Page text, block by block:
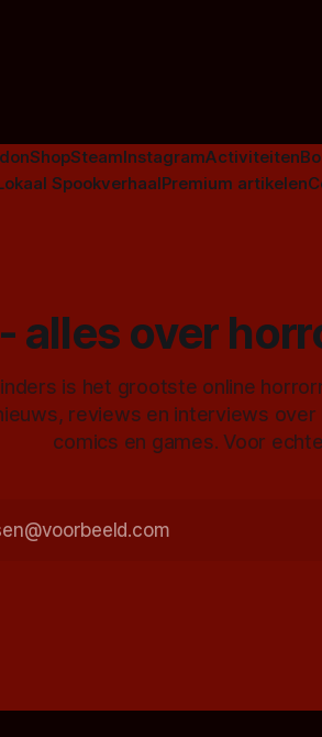
ShopSteamInstagramActiviteiten
SpookverhaalPremium artikelen
alles over
is het grootste online
reviews en interviews
comics en games. Voor